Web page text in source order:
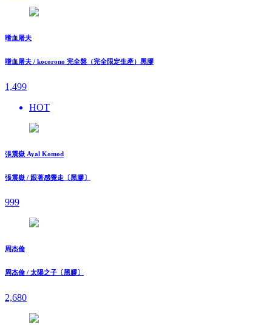
嗜血屠夫
嗜血屠夫 / kocorono 完全盤（完全限定生產）黑膠
1,499
HOT
張震嶽 Ayal Komod
張震嶽 / 跟著感覺走〔黑膠〕
999
周杰倫
周杰倫 / 太陽之子〔黑膠〕
2,680